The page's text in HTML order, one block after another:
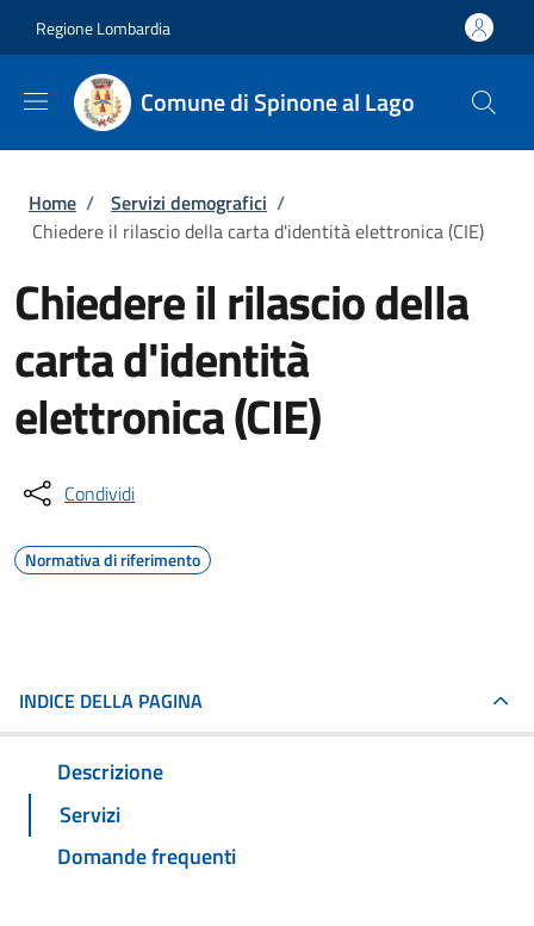
Regione Lombardia
Comune di Spinone al Lago
Briciole di pane
Home / Servizi demografici /
Chiedere il rilascio della carta d'identità elettronica (CIE)
Chiedere il rilascio della
carta d'identità
elettronica (CIE)
Condividi
Normativa di riferimento
INDICE DELLA PAGINA
Descrizione
Servizi
Domande frequenti